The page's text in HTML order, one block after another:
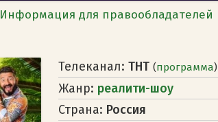
Информация для правообладателей
Телеканал: ТНТ (программа)
Жанр: реалити-шоу
Страна: Россия